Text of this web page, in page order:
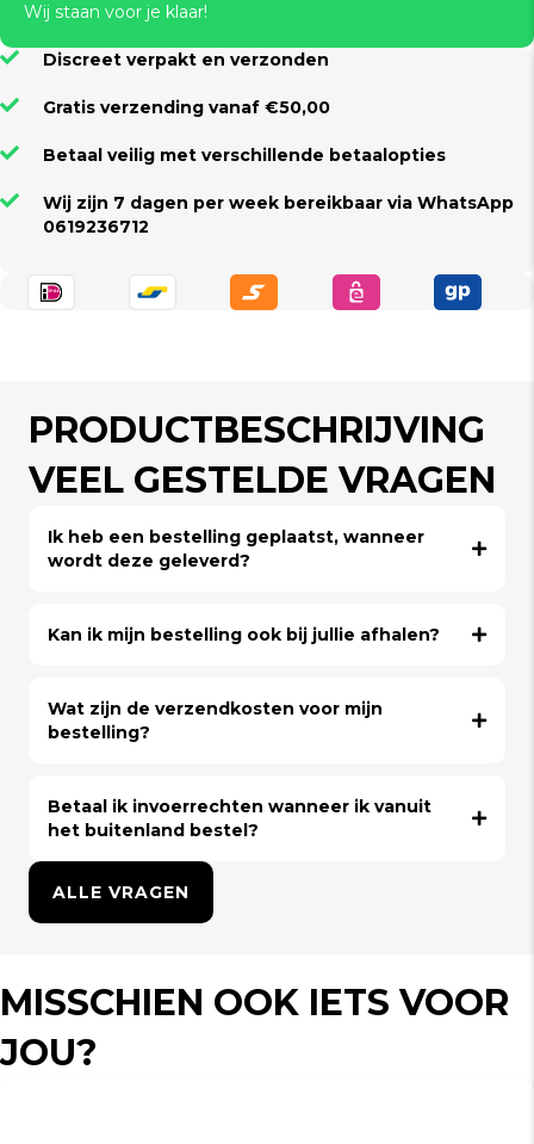
Wij staan voor je klaar!
Discreet verpakt en verzonden
Gratis verzending vanaf €50,00
Betaal veilig met verschillende betaalopties
Wij zijn 7 dagen per week bereikbaar via WhatsApp
0619236712
PRODUCTBESCHRIJVING
VEEL GESTELDE VRAGEN
Ik heb een bestelling geplaatst, wanneer
wordt deze geleverd?
Kan ik mijn bestelling ook bij jullie afhalen?
Wat zijn de verzendkosten voor mijn
bestelling?
Betaal ik invoerrechten wanneer ik vanuit
het buitenland bestel?
ALLE VRAGEN
MISSCHIEN OOK IETS VOOR
JOU?